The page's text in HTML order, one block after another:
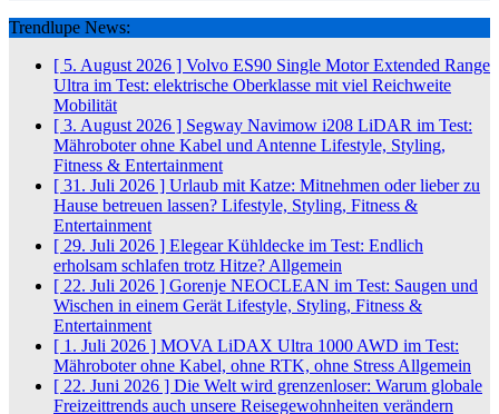
Trendlupe News:
[ 5. August 2026 ] Volvo ES90 Single Motor Extended Range
Ultra im Test: elektrische Oberklasse mit viel Reichweite
Mobilität
[ 3. August 2026 ] Segway Navimow i208 LiDAR im Test:
Mähroboter ohne Kabel und Antenne Lifestyle, Styling,
Fitness & Entertainment
[ 31. Juli 2026 ] Urlaub mit Katze: Mitnehmen oder lieber zu
Hause betreuen lassen? Lifestyle, Styling, Fitness &
Entertainment
[ 29. Juli 2026 ] Elegear Kühldecke im Test: Endlich
erholsam schlafen trotz Hitze? Allgemein
[ 22. Juli 2026 ] Gorenje NEOCLEAN im Test: Saugen und
Wischen in einem Gerät Lifestyle, Styling, Fitness &
Entertainment
[ 1. Juli 2026 ] MOVA LiDAX Ultra 1000 AWD im Test:
Mähroboter ohne Kabel, ohne RTK, ohne Stress Allgemein
[ 22. Juni 2026 ] Die Welt wird grenzenloser: Warum globale
Freizeittrends auch unsere Reisegewohnheiten verändern